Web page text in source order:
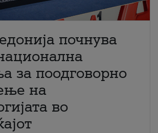
почнува
за поодговорно
на
во